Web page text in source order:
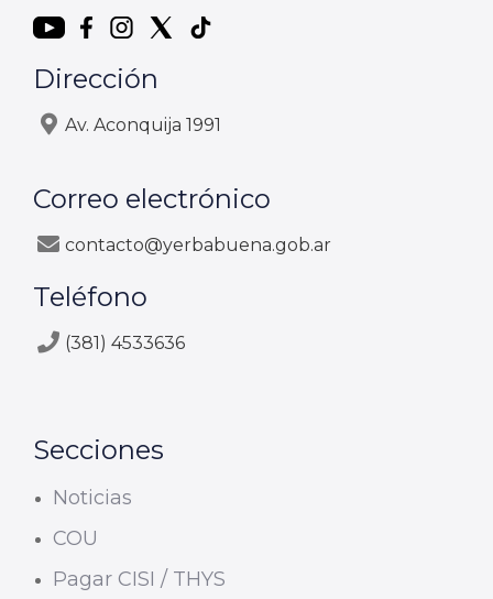
Dirección
Av. Aconquija 1991
Correo electrónico
contacto@yerbabuena.gob.ar
Teléfono
(381) 4533636
Secciones
Noticias
COU
Pagar CISI / THYS